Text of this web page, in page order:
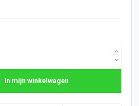
In mijn winkelwagen